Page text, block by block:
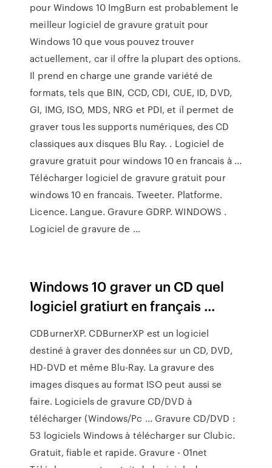
pour Windows 10 ImgBurn est probablement le
meilleur logiciel de gravure gratuit pour
Windows 10 que vous pouvez trouver
actuellement, car il offre la plupart des options.
Il prend en charge une grande variété de
formats, tels que BIN, CCD, CDI, CUE, ID, DVD,
GI, IMG, ISO, MDS, NRG et PDI, et il permet de
graver tous les supports numériques, des CD
classiques aux disques Blu Ray. . Logiciel de
gravure gratuit pour windows 10 en francais à ...
Télécharger logiciel de gravure gratuit pour
windows 10 en francais. Tweeter. Platforme.
Licence. Langue. Gravure GDRP. WINDOWS .
Logiciel de gravure de …
Windows 10 graver un CD quel
logiciel gratiurt en français ...
CDBurnerXP. CDBurnerXP est un logiciel
destiné à graver des données sur un CD, DVD,
HD-DVD et même Blu-Ray. La gravure des
images disques au format ISO peut aussi se
faire. Logiciels de gravure CD/DVD à
télécharger (Windows/Pc ... Gravure CD/DVD :
53 logiciels Windows à télécharger sur Clubic.
Gratuit, fiable et rapide. Gravure - 01net